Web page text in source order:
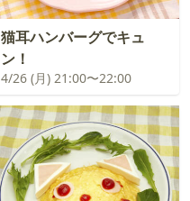
猫耳ハンバーグでキュ
ン！
4/26 (月) 21:00〜22:00